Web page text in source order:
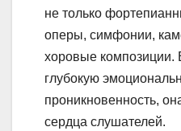
не только
оперы, симфонии,
хоровые композиции.
глубокую
проникновенность,
сердца слушателей.